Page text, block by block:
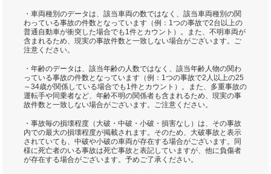
・車両種別のデータは、該当車両の数ではなく、該当車両種別の関
わっている事故の件数となっています（例：1つの事故で2台以上の
普通自動車が衝突した場合でも1件とカウント）。また、不明車両が
含まれるため、現実の事故件数と一致しない場合がございます。ご
注意ください。
・年齢のデータは、該当年齢の人数ではなく、該当年齢人物の関わ
っている事故の件数となっています（例：1つの事故で2人以上の25
～34歳が関係している場合でも1件とカウント）。また、多重事故の
運転手や同乗者など、年齢不明の関係者も含まれるため、現実の事
故件数と一致しない場合がございます。ご注意ください。
・事故毎の損壊程度（大破・中破・小破・損害なし）は、その事故
内での最大の損壊程度が掲載されます。そのため、大破事故と表示
されていても、中破や小破の車両が存在する場合がございます。同
様に死亡者のいる事故は死亡事故と表記していますが、他に負傷者
が存在する場合がございます。予めご了承ください。